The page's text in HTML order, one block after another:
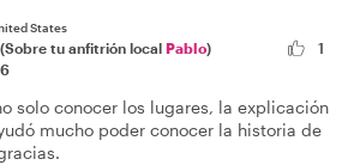
States
(Sobre tu anfitrión local Pablo)
1
solo conocer los lugares, la explicación
mucho poder conocer la historia de